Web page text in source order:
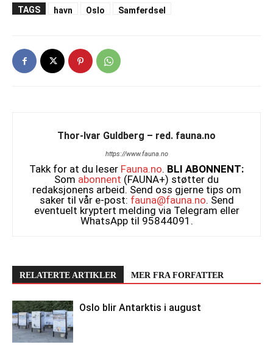
TAGS havn Oslo Samferdsel
Thor-Ivar Guldberg – red. fauna.no
https://www.fauna.no
Takk for at du leser Fauna.no. BLI ABONNENT:
Som abonnent (FAUNA+) støtter du
redaksjonens arbeid. Send oss gjerne tips om
saker til vår e-post: fauna@fauna.no. Send
eventuelt kryptert melding via Telegram eller
WhatsApp til 95844091.
RELATERTE ARTIKLER MER FRA FORFATTER
Oslo blir Antarktis i august